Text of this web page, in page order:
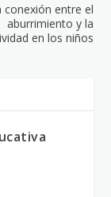
conexión entre el
aburrimiento y la
en los niños